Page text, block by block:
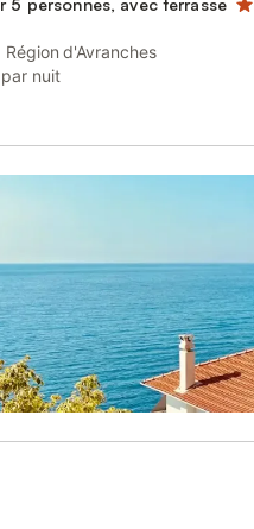
5 personnes, avec terrasse
Région d'Avranches
par nuit